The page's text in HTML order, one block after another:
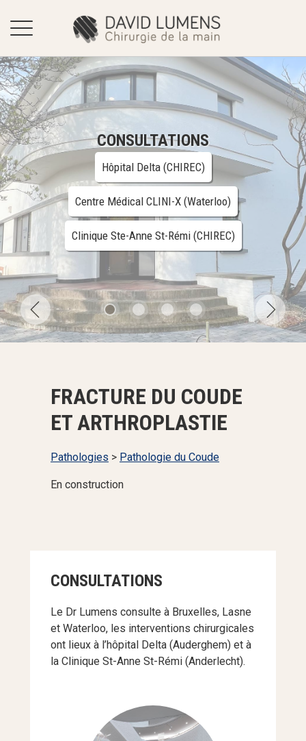
ACCUEIL
DR DAVID LUMENS
FORMATION & SPÉCIALISATIONS
PATHOLOGIES
CONSULTATIONS
RENDEZ-VOUS
CONSULTATIONS
Hôpital Delta (CHIREC)
Centre Médical CLINI-X (Waterloo)
Clinique Ste-Anne St-Rémi (CHIREC)
FRACTURE DU COUDE
ET ARTHROPLASTIE
Pathologies > Pathologie du Coude
En construction
CONSULTATIONS
Le Dr Lumens consulte à Bruxelles, Lasne
et Waterloo, les interventions chirurgicales
ont lieux à l’hôpital Delta (Auderghem) et à
la Clinique St-Anne St-Rémi (Anderlecht).